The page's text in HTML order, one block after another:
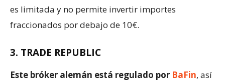
es limitada y no permite invertir importes
fraccionados por debajo de 10€.
3. TRADE REPUBLIC
Este bróker alemán está regulado por BaFin, así